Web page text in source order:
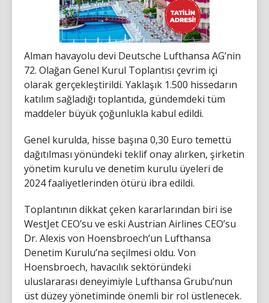
Alman havayolu devi Deutsche Lufthansa AG’nin
72. Olağan Genel Kurul Toplantısı çevrim içi
olarak gerçekleştirildi. Yaklaşık 1.500 hissedarın
katılım sağladığı toplantıda, gündemdeki tüm
maddeler büyük çoğunlukla kabul edildi.
Genel kurulda, hisse başına 0,30 Euro temettü
dağıtılması yönündeki teklif onay alırken, şirketin
yönetim kurulu ve denetim kurulu üyeleri de
2024 faaliyetlerinden ötürü ibra edildi.
Toplantının dikkat çeken kararlarından biri ise
WestJet CEO’su ve eski Austrian Airlines CEO’su
Dr. Alexis von Hoensbroech’un Lufthansa
Denetim Kurulu’na seçilmesi oldu. Von
Hoensbroech, havacılık sektöründeki
uluslararası deneyimiyle Lufthansa Grubu’nun
üst düzey yönetiminde önemli bir rol üstlenecek.